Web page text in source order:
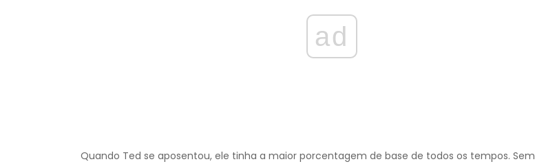
ad
Quando Ted se aposentou, ele tinha a maior porcentagem de base de todos os tempos. Sem